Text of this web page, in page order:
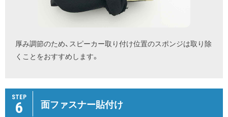
厚み調節のため、スピーカー取り付け位置のスポンジは取り除
くことをおすすめします。
STEP
6 面ファスナー貼付け